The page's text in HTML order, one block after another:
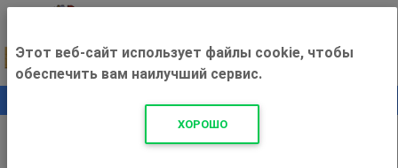
+500 ₽
Внимание! С 3 августа магазин работает по
Этот веб-сайт использует файлы cookie, чтобы
обеспечить вам наилучший сервис.
ХОРОШО